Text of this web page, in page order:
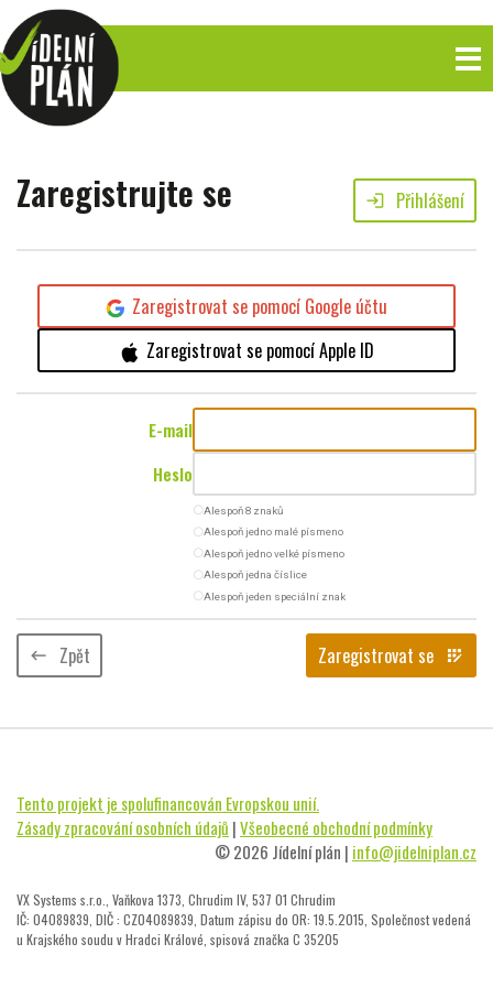
Zaregistrujte se login Přihlášení
Zaregistrovat se pomocí Google účtu
Zaregistrovat se pomocí Apple ID
E-mail
Heslo
radio_button_uncheckedAlespoň 8 znaků
radio_button_uncheckedAlespoň jedno malé písmeno
radio_button_uncheckedAlespoň jedno velké písmeno
radio_button_uncheckedAlespoň jedna číslice
radio_button_uncheckedAlespoň jeden speciální znak
keyboard_backspace Zpět Zaregistrovat se app_registration
Tento projekt je spolufinancován Evropskou unií.
Zásady zpracování osobních údajů |Všeobecné obchodní podmínky
© 2026 Jídelní plán | info@jidelniplan.cz
VX Systems s.r.o., Vaňkova 1373, Chrudim IV, 537 01 Chrudim
IČ: 04089839, DIČ : CZ04089839, Datum zápisu do OR: 19.5.2015, Společnost vedená
u Krajského soudu v Hradci Králové, spisová značka C 35205